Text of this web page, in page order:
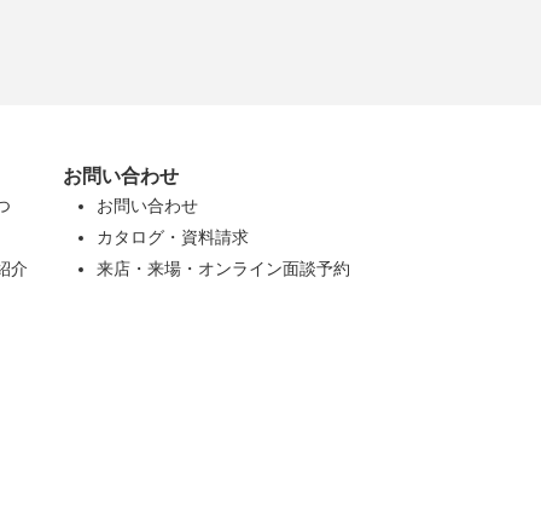
介
お問い合わせ
お問い合わせ
カタログ・資料請求
来店・来場・オンライン面談予約